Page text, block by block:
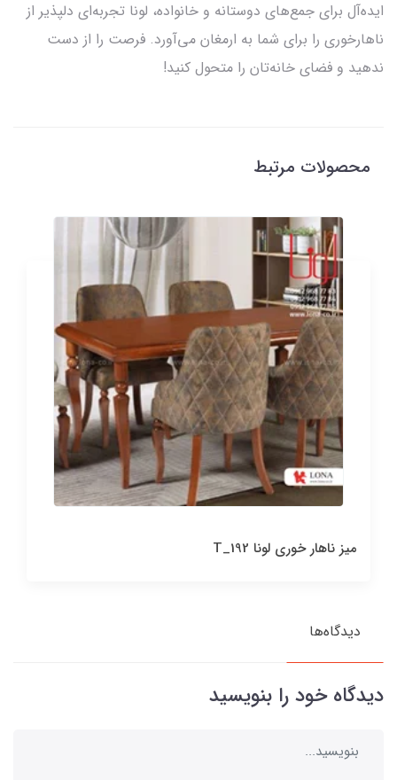
ایده‌آل برای جمع‌های دوستانه و خانواده، لونا تجربه‌ای دلپذیر از
ناهارخوری را برای شما به ارمغان می‌آورد. فرصت را از دست
ندهید و فضای خانه‌تان را متحول کنید!
محصولات مرتبط
میز ناهار خوری لونا T_192
دیدگاه‌ها
دیدگاه خود را بنویسید